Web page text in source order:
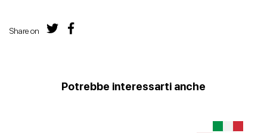
Share on
Potrebbe interessarti anche